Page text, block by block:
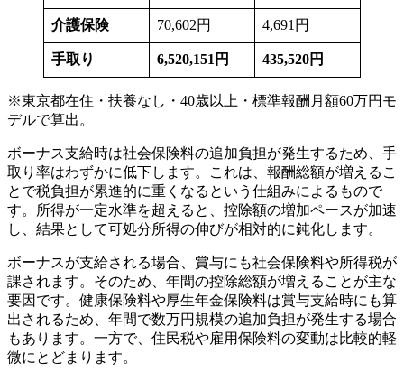
介護保険 70,602円 4,691円
手取り 6,520,151 円 435,520円
※東京都在住・扶養なし・40歳以上・標準報酬月額60万円モ
デルで算出。
ボーナス支給時は社会保険料の追加負担が発生するため、手
取り率はわずかに低下します。これは、報酬総額が増えるこ
とで税負担が累進的に重くなるという仕組みによるもので
す。所得が一定水準を超えると、控除額の増加ペースが加速
し、結果として可処分所得の伸びが相対的に鈍化します。
ボーナスが支給される場合、賞与にも社会保険料や所得税が
課されます。そのため、年間の控除総額が増えることが主な
要因です。健康保険料や厚生年金保険料は賞与支給時にも算
出されるため、年間で数万円規模の追加負担が発生する場合
もあります。一方で、住民税や雇用保険料の変動は比較的軽
微にとどまります。